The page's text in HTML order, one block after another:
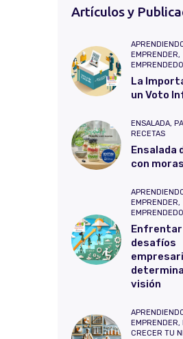
Artículos y
EMPRENDER,
La
un Voto
ENSALADA,
RECETAS
Ensalada
con moras
EMPRENDER,
Enfrentar
desafíos
visión
EMPRENDER,
CRECER TU